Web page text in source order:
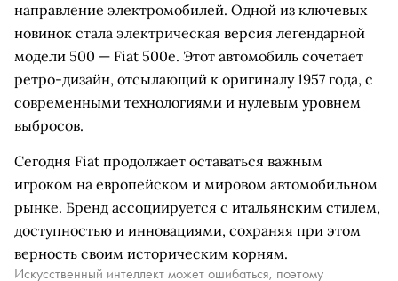
направление электромобилей. Одной из ключевых
новинок стала электрическая версия легендарной
модели 500 — Fiat 500e. Этот автомобиль сочетает
ретро-дизайн, отсылающий к оригиналу 1957 года, с
современными технологиями и нулевым уровнем
выбросов.
Сегодня Fiat продолжает оставаться важным
игроком на европейском и мировом автомобильном
рынке. Бренд ассоциируется с итальянским стилем,
доступностью и инновациями, сохраняя при этом
верность своим историческим корням.
Искусственный интеллект может ошибаться, поэтому